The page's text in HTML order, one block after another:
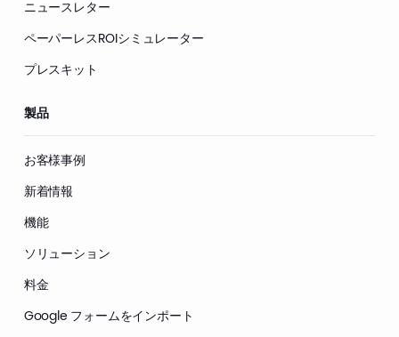
ニュースレター
ペーパーレスROIシミュレーター
プレスキット
製品
お客様事例
新着情報
機能
ソリューション
料金
Google フォームをインポート